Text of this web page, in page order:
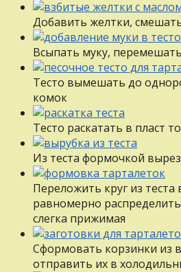
Добавить желтки,
Всыпать муку, перемешать
Тесто вымешать до
комок
Тесто раскатать в пласт
Из теста формочкой
Переложить круг из
равномерно
слегка прижимая
Сформовать корзинки из
отправить их в